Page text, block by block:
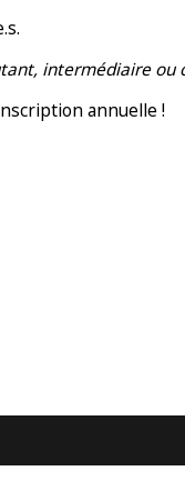
intermédiaire ou
annuelle !